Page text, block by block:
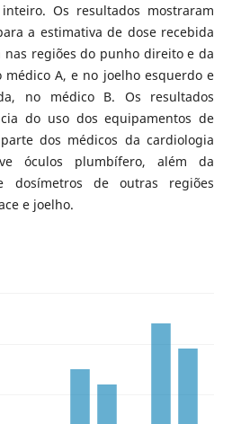
Os resultados mostraram
a estimativa de dose recebida
regiões do punho direito e da
A, e no joelho esquerdo e
no médico B. Os resultados
do uso dos equipamentos de
dos médicos da cardiologia
óculos plumbífero, além da
dosímetros de outras regiões
e joelho.